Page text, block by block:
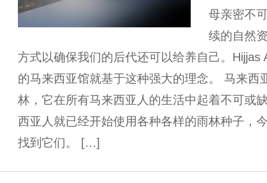
母亲密不
续的自然
方式以确保我们的后代还可以给养自己。Hijjas
的马来西亚馆就基于这种强大的理念。 马来西
林，它在所有马来西亚人的生活中起着不可或
西亚人就已经开始使用各种各样的雨林种子，
找到它们。 […]